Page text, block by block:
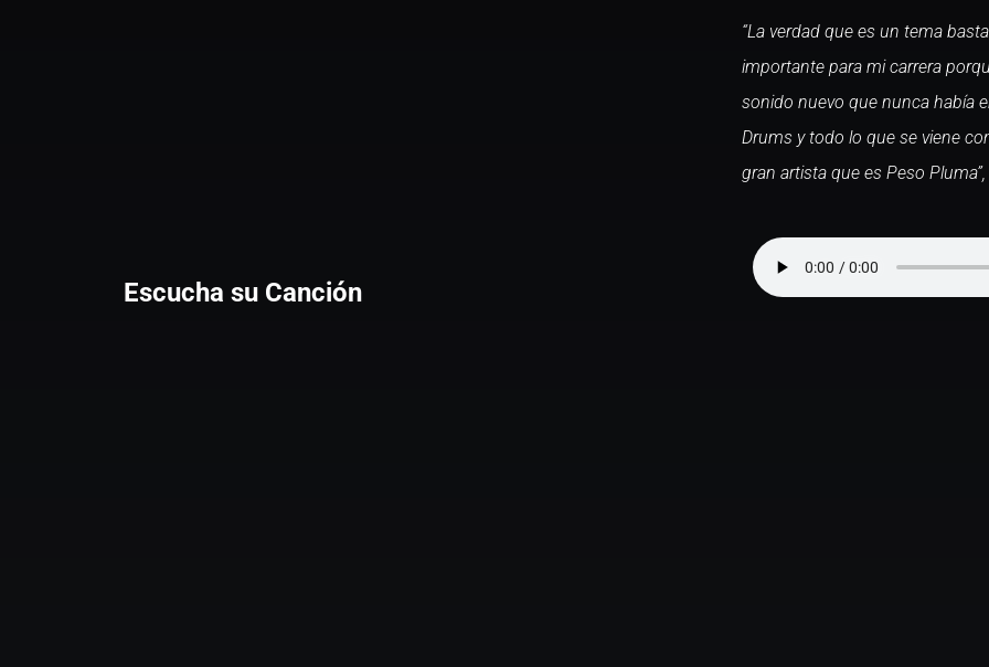
“La verdad que es un tema
importante para mi carrera
sonido nuevo que nunca había
Drums y todo lo que se viene
gran artista que es Peso Pluma”,
Escucha su Canción